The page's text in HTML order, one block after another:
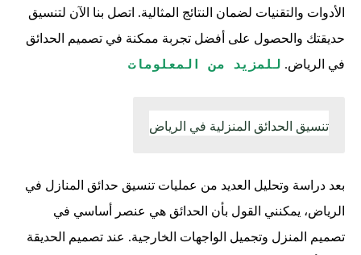
الأدوات والتقنيات لضمان النتائج المثالية. اتصل بنا الآن لتنسيق
حديقتك والحصول على أفضل تجربة ممكنة في تصميم الحدائق
في الرياض. للمزيد من المعلومات
تنسيق الحدائق المنزلية في الرياض
بعد دراسة وتحليل العديد من عمليات تنسيق حدائق المنازل في
الرياض، يمكنني القول بأن الحدائق هي عنصر أساسي في
تصميم المنزل وتجميل الواجهات الخارجية. عند تصميم الحديقة